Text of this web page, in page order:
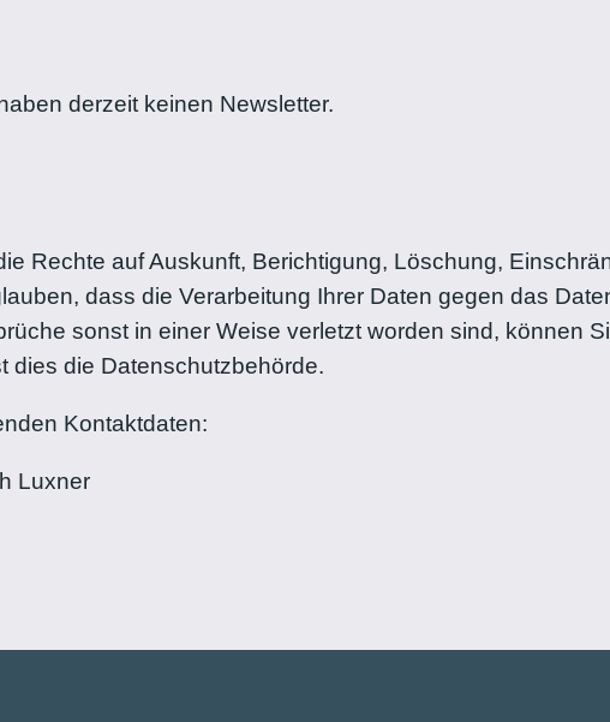
derzeit keinen Newsletter.
Rechte auf Auskunft, Berichtigung, Löschung,
dass die Verarbeitung Ihrer Daten gegen das
sonst in einer Weise verletzt worden sind, können
dies die Datenschutzbehörde.
Kontaktdaten:
Luxner